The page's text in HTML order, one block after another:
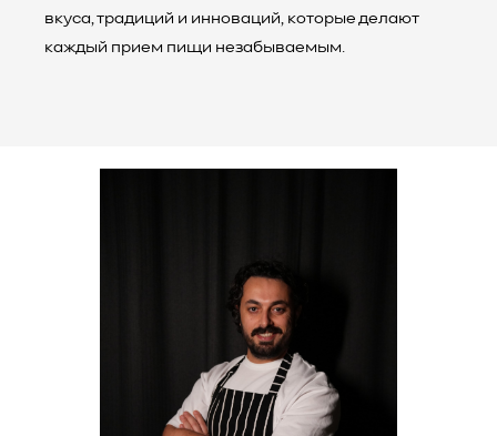
вкуса, традиций и инноваций, которые делают
каждый прием пищи незабываемым.